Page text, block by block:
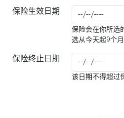
保险生效日期
保险会在你所选
选从今天起9个月
保险终止日期
该日期不得超过